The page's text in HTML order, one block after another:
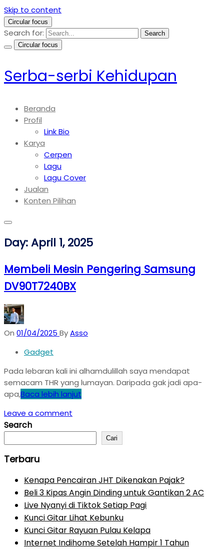
Skip to content
Circular focus
Search for:
Search
Circular focus
Serba-serbi Kehidupan
Beranda
Profil
Link Bio
Karya
Cerpen
Lagu
Lagu Cover
Jualan
Konten Pilihan
Day:April 1, 2025
Membeli Mesin Pengering Samsung
DV90T7240BX
On 01/04/2025 ByAsso
Gadget
Pada lebaran kali ini alhamdulillah saya mendapat
semacam THR yang lumayan. Daripada gak jadi apa-
apa,Baca lebih lanjut
Leave a comment
Search
Cari
Terbaru
Kenapa Pencairan JHT Dikenakan Pajak?
Beli 3 Kipas Angin Dinding untuk Gantikan 2 AC
Live Nyanyi di Tiktok Setiap Pagi
Kunci Gitar Lihat Kebunku
Kunci Gitar Rayuan Pulau Kelapa
Internet Indihome Setelah Hampir 1 Tahun